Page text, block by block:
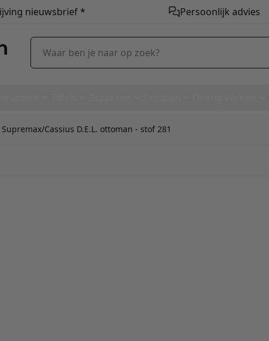
nieuwsbrief * Persoonlijk advies
Waar ben je naar op zoek?
Cassius D.E.L. ottoman - stof 281
Supremax/Cassius D.E.L.